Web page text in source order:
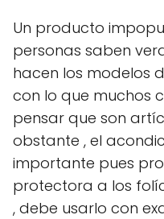
Un producto
personas saben
hacen los modelos
con lo que muchos
pensar que son
obstante , el
importante pues
protectora a los
, debe usarlo con